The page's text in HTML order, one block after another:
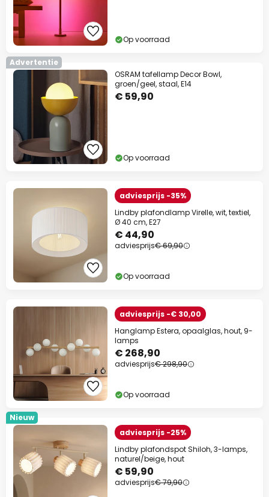
Op voorraad
Advertentie
OSRAM tafellamp Decor Bowl,
groen/geel, staal, E14
€ 59,90
Op voorraad
adviesprijs -35%
Lindby plafondlamp Virelle, wit, textiel,
Ø 40 cm, E27
€ 44,90
adviesprijs€ 69,90
Op voorraad
adviesprijs -€ 30,00
Hanglamp Estera, opaalglas, hout, 9-
lamps
€ 268,90
adviesprijs€ 298,90
Op voorraad
Nieuw
adviesprijs -25%
Lindby plafondspot Shiloh, 3-lamps,
naturel/beige, hout
€ 59,90
adviesprijs€ 79,90